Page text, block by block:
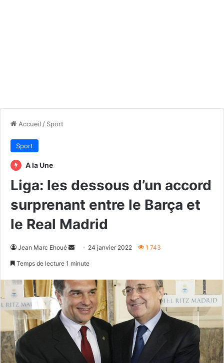
Accueil / Sport
Sport
A la Une
Liga: les dessous d’un accord
surprenant entre le Barça et
le Real Madrid
Jean Marc Ehoué
Envoyer24 janvier 2022 1 743
Temps de lecture 1 minute